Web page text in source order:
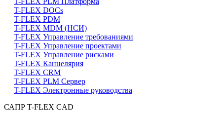
T-FLEX DOCs
T-FLEX PDM
T-FLEX MDM (НСИ)
T-FLEX Управление требованиями
T-FLEX Управление проектами
T-FLEX Управление рисками
T-FLEX Канцелярия
T-FLEX CRM
T-FLEX PLM Сервер
T-FLEX Электронные руководства
САПР T-FLEX CAD